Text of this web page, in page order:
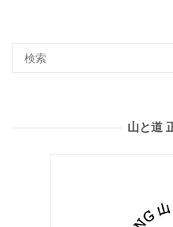
山と道